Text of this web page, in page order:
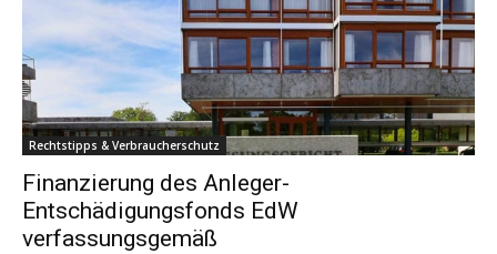
Rechtstipps & Verbraucherschutz
Finanzierung des Anleger-
Entschädigungsfonds EdW
verfassungsgemäß